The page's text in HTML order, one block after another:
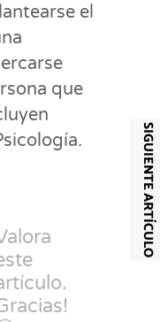
el
que
SIGUIENTE ARTÍCULO